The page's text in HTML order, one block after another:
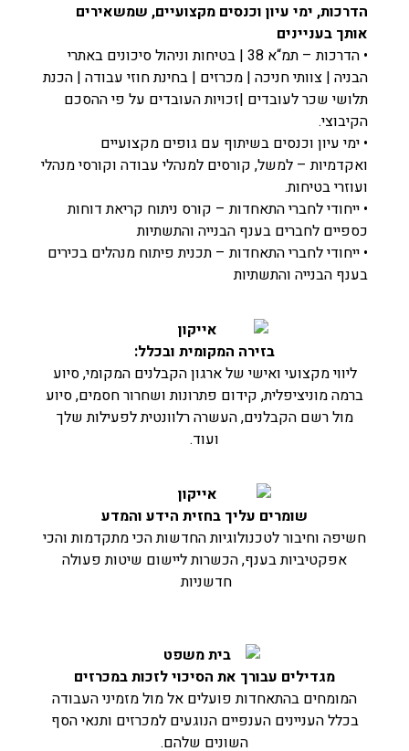
הדרכות, ימי עיון וכנסים מקצועיים, שמשאירים
אותך בעניינים
• הדרכות – תמ“א 38 | בטיחות וניהול סיכונים באתרי
הבניה | צוותי חניכה | מכרזים | בחינת חוזי עבודה | הכנת
תלושי שכר לעובדים |זכויות העובדים על פי ההסכם
הקיבוצי.
• ימי עיון וכנסים בשיתוף עם גופים מקצועיים
ואקדמיות – למשל, קורסים למנהלי עבודה וקורסי מנהלי
ועוזרי בטיחות.
• ייחודי לחברי התאחדות – קורס ניתוח קריאת דוחות
כספיים לחברים בענף הבנייה והתשתיות
• ייחודי לחברי התאחדות – תכנית פיתוח מנהלים בכירים
בענף הבנייה והתשתיות
בזירה המקומית ובכלל:
ליווי מקצועי ואישי של ארגון הקבלנים המקומי, סיוע
ברמה מוניציפלית, קידום פתרונות ושחרור חסמים, סיוע
מול רשם הקבלנים, העשרה רלוונטית לפעילות שלך
ועוד.
שומרים עליך בחזית הידע והמדע
חשיפה וחיבור לטכנולוגיות החדשות הכי מתקדמות והכי
אפקטיביות בענף, הכשרות ליישום שיטות פעולה
חדשניות
מגדילים עבורך את הסיכוי לזכות במכרזים
המומחים בהתאחדות פועלים אל מול מזמיני העבודה
בכלל העניינים הענפיים הנוגעים למכרזים ותנאי הסף
השונים שלהם.